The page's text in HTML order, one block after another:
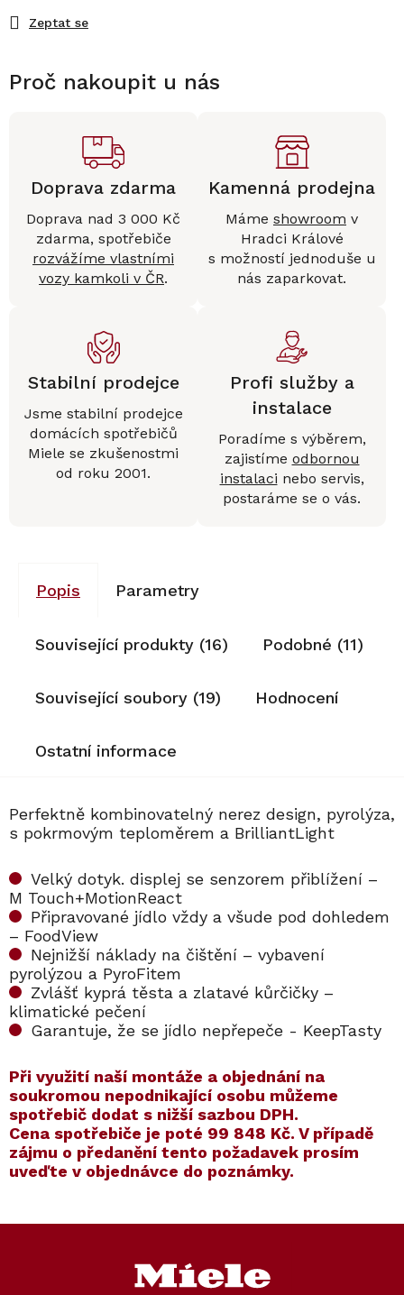
Zeptat se
Proč nakoupit u nás
Doprava zdarma
Doprava nad 3 000 Kč
zdarma, spotřebiče
rozvážíme vlastními
vozy kamkoli v ČR.
Kamenná prodejna
Máme showroom v
Hradci Králové
s možností jednoduše u
nás zaparkovat.
Stabilní prodejce
Jsme stabilní prodejce
domácích spotřebičů
Miele se zkušenostmi
od roku 2001.
Profi služby a
instalace
Poradíme s výběrem,
zajistíme odbornou
instalaci nebo servis,
postaráme se o vás.
Popis Parametry
Související produkty (16) Podobné (11)
Související soubory (19) Hodnocení
Ostatní informace
Perfektně kombinovatelný nerez design, pyrolýza,
s pokrmovým teploměrem a BrilliantLight
Velký dotyk. displej se senzorem přiblížení –
M Touch+MotionReact
Připravované jídlo vždy a všude pod dohledem
– FoodView
Nejnižší náklady na čištění – vybavení
pyrolýzou a PyroFitem
Zvlášť kyprá těsta a zlatavé kůrčičky –
klimatické pečení
Garantuje, že se jídlo nepřepeče - KeepTasty
​​Při využití naší montáže a objednání na
soukromou nepodnikající osobu můžeme
spotřebič dodat s nižší sazbou DPH.
Cena spotřebiče je poté 99 848 Kč. V případě
zájmu o předanění tento požadavek prosím
uveďte v objednávce do poznámky.